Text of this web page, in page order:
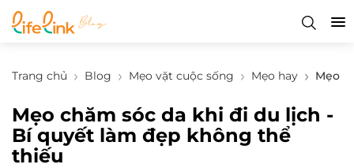
Trang chủ Blog Mẹo vặt cuộc sống Mẹo hay Mẹo
Mẹo chăm sóc da khi đi du lịch -
Bí quyết làm đẹp không thể
thiếu